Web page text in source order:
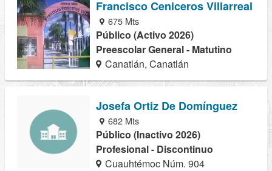
Francisco Ceniceros Villarreal
675 Mts
Público (Activo 2026)
Preescolar General - Matutino
Canatlán, Canatlán
Josefa Ortiz De Domínguez
682 Mts
Público (Inactivo 2026)
Profesional - Discontinuo
Cuauhtémoc Núm. 904